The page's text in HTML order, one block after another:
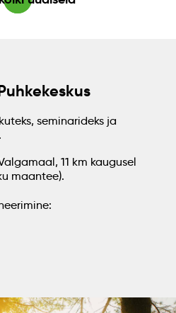
seminarideks ja
11 km kaugusel
maantee).